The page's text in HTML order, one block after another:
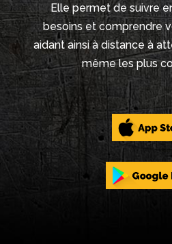
Elle permet de suivre
besoins et comprendre
aidant ainsi à distance à
même les plus